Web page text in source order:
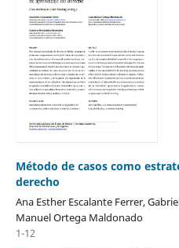
Método de casos como
derecho
Ana Esther Escalante Ferrer,
Manuel Ortega Maldonado
1-12